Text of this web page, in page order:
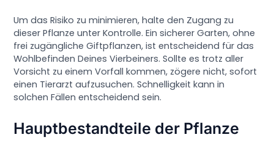
Um das Risiko zu minimieren, halte den Zugang zu
dieser Pflanze unter Kontrolle. Ein sicherer Garten, ohne
frei zugängliche Giftpflanzen, ist entscheidend für das
Wohlbefinden Deines Vierbeiners. Sollte es trotz aller
Vorsicht zu einem Vorfall kommen, zögere nicht, sofort
einen Tierarzt aufzusuchen. Schnelligkeit kann in
solchen Fällen entscheidend sein.
Hauptbestandteile der Pflanze